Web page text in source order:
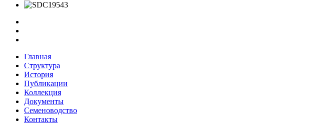
Главная
Структура
История
Публикации
Коллекция
Документы
Семеноводство
Контакты